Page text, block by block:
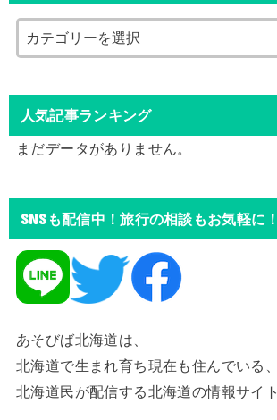
人気記事ランキング
まだデータがありません。
SNSも配信中！旅行の相談もお気軽に！
あそびば北海道は、
北海道で生まれ育ち現在も住んでいる、
北海道民が配信する北海道の情報サイト